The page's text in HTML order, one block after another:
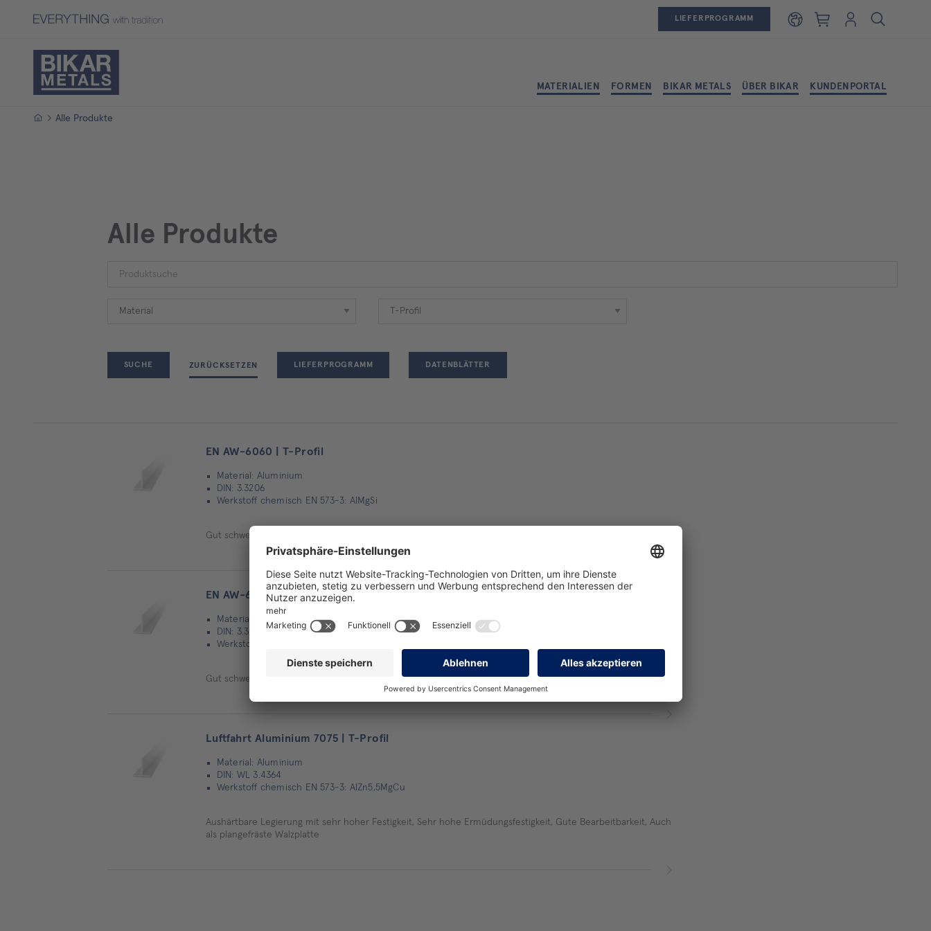
LIEFERPROGRAMM Warenkorb
Login
MATERIALIEN FORMEN BIKAR METALS ÜBER BIKAR KUNDENPORTAL
StartseiteAlle Produkte
Alle Produkte
Material Form
ZURÜCKSETZEN LIEFERPROGRAMM DATENBLÄTTER
EN AW-6060 | T-Profil
Material: Aluminium
DIN: 3.3206
Werkstoff chemisch EN 573-3: AlMgSi
Gut schweißbar, Gute Korrosionsbeständigkeit gegenüber Meerwasser und normaler Atmosphäre
EN AW-6060 | T-Profil - eloxiert
Material: Aluminium
DIN: 3.3206
Werkstoff chemisch EN 573-3: AlMgSi
Gut schweißbar, Gute Korrosionsbeständigkeit gegenüber Meerwasser und normaler Atmosphäre
Luftfahrt Aluminium 7075 | T-Profil
Material: Aluminium
DIN: WL 3.4364
Werkstoff chemisch EN 573-3: AlZn5,5MgCu
Aushärtbare Legierung mit sehr hoher Festigkeit, Sehr hohe Ermüdungsfestigkeit, Gute Bearbeitbarkeit, Auch
als plangefräste Walzplatte